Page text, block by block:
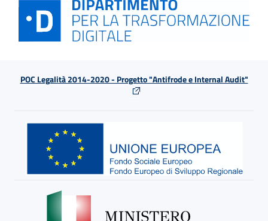
POC Legalità 2014-2020 - Progetto "Antifrode e Internal Audit"